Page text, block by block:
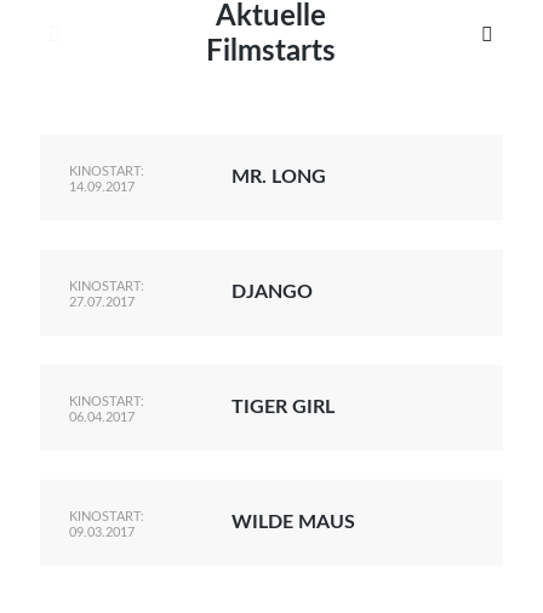
Aktuelle
Filmstarts

KINOSTART:
14.09.2017
MR. LONG
KINOSTART:
27.07.2017
DJANGO
KINOSTART:
06.04.2017
TIGER GIRL
KINOSTART:
09.03.2017
WILDE MAUS